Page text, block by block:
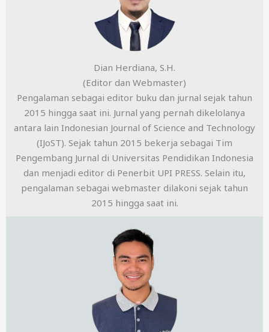
Dian Herdiana, S.H.
(Editor dan Webmaster)
Pengalaman sebagai editor buku dan jurnal sejak tahun
2015 hingga saat ini. Jurnal yang pernah dikelolanya
antara lain Indonesian Journal of Science and Technology
(IJoST). Sejak tahun 2015 bekerja sebagai Tim
Pengembang Jurnal di Universitas Pendidikan Indonesia
dan menjadi editor di Penerbit UPI PRESS. Selain itu,
pengalaman sebagai webmaster dilakoni sejak tahun
2015 hingga saat ini.